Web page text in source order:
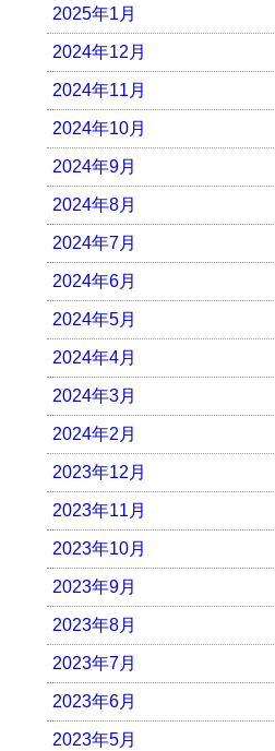
2025年1月
2024年12月
2024年11月
2024年10月
2024年9月
2024年8月
2024年7月
2024年6月
2024年5月
2024年4月
2024年3月
2024年2月
2023年12月
2023年11月
2023年10月
2023年9月
2023年8月
2023年7月
2023年6月
2023年5月